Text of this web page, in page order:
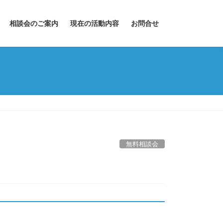
相談会のご案内 現在の活動内容 お問合せ
無料相談会